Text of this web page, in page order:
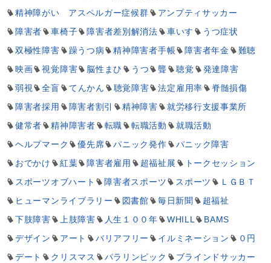
精神障がい アスペルガー症候群
アンプティサッカー
障害者
車椅子 障害者差別解消法 車いす
うつ症状
双極性障害
躁うつ病 精神障害者手帳 障害者年金
難聴
映画
視覚障害 脳性まひ うつ 聾 聴覚
発達障害
弱視
全盲 てんかん 聴覚障害 法定雇用率
脊髄損傷
障害者採用
障害者割引 精神障害
就労移行支援事業所
健常者
精神障害者 転職 転職活動
就職活動
ヘルプマーク
優先席 パニック発作
パニック障害
おでかけ
紅葉 障害者雇用 超福祉展
トークセッション
スポーツオブハート
障害者スポーツ スポーツ
ＬＧＢＴ
ヒューマンライブラリー
図書館 毎日新聞
超福祉
下肢障害
上肢障害 人生１００年 WHILL
BAMS
デザイン
アート バリアフリー イルミネーション
０円
デート
クリスマス パラリンピック
ブラインドサッカー